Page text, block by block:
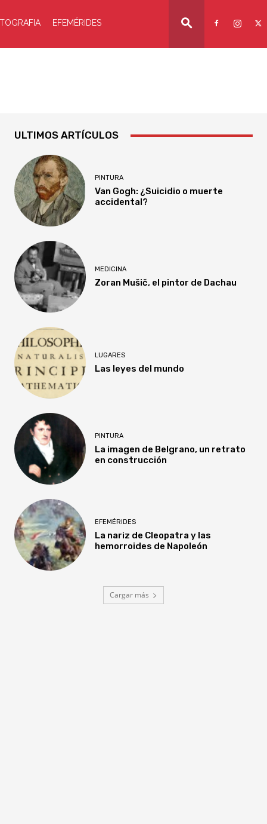
EFEMÉRIDES
ULTIMOS ARTÍCULOS
PINTURA
Van Gogh: ¿Suicidio o muerte
accidental?
MEDICINA
Zoran Mušič, el pintor de Dachau
LUGARES
Las leyes del mundo
PINTURA
La imagen de Belgrano, un retrato
en construcción
EFEMÉRIDES
La nariz de Cleopatra y las
hemorroides de Napoleón
Cargar más